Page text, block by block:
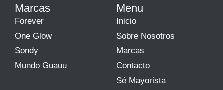
Marcas
Forever
One Glow
Sondy
Mundo Guauu
Menu
Inicio
Sobre Nosotros
Marcas
Contacto
Sé Mayorista